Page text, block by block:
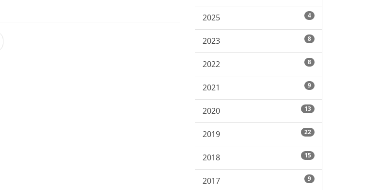
2025 4
2023 8
2022 8
2021 9
2020 13
2019 22
2018 15
2017 9